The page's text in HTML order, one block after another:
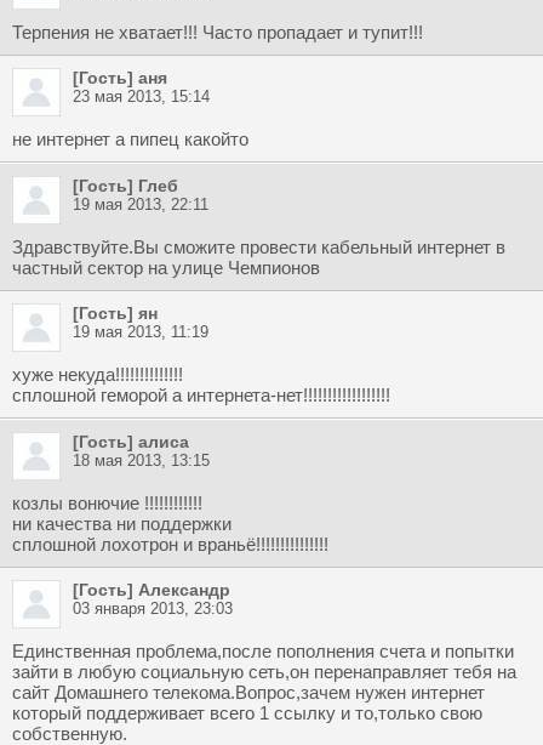
Терпения не хватает!!! Часто пропадает и тупит!!!
[Гость] аня
23 мая 2013, 15:14
не интернет а пипец какойто
[Гость] Глеб
19 мая 2013, 22:11
Здравствуйте.Вы сможите провести кабельный интернет в
частный сектор на улице Чемпионов
[Гость] ян
19 мая 2013, 11:19
хуже некуда!!!!!!!!!!!!!!
сплошной геморой а интернета-нет!!!!!!!!!!!!!!!!!!
[Гость] алиса
18 мая 2013, 13:15
козлы вонючие !!!!!!!!!!!!
ни качества ни поддержки
сплошной лохотрон и враньё!!!!!!!!!!!!!!!
[Гость] Александр
03 января 2013, 23:03
Единственная проблема,после пополнения счета и попытки
зайти в любую социальную сеть,он перенаправляет тебя на
сайт Домашнего телекома.Вопрос,зачем нужен интернет
который поддерживает всего 1 ссылку и то,только свою
собственную.